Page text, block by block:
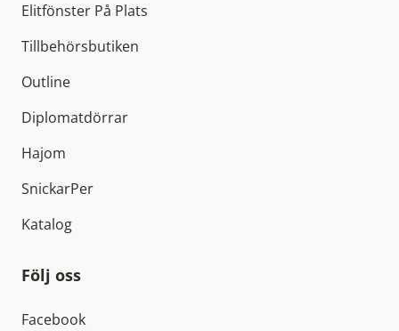
Elitfönster På Plats
Tillbehörsbutiken
Outline
Diplomatdörrar
Hajom
SnickarPer
Katalog
Följ oss
Facebook